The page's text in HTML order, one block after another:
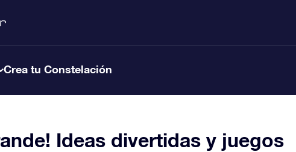
Crea tu Constelación
Ideas divertidas y juegos